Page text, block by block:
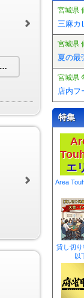
宮城県
三麻カ
宮城県
夏の最
宮城県
店内フ
特集
エ
Area
貸し切
以